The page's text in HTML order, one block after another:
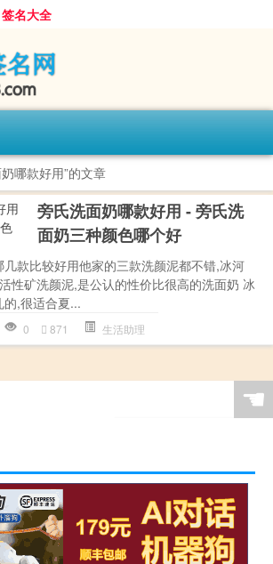
签名大全
哪款好用”的文章
旁氏洗面奶哪款好用 - 旁氏洗
面奶三种颜色哪个好
款比较好用他家的三款洗颜泥都不错,冰河
性矿洗颜泥,是公认的性价比很高的洗面奶 冰
,很适合夏...
0 871 生活助理
☚